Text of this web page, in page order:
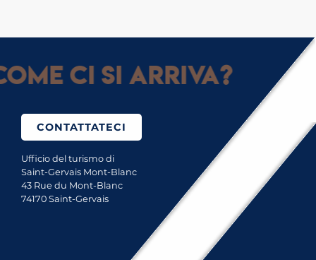
ci si arriva?
CONTATTATECI
Ufficio del turismo di
Saint-Gervais Mont-Blanc
43 Rue du Mont-Blanc
74170 Saint-Gervais